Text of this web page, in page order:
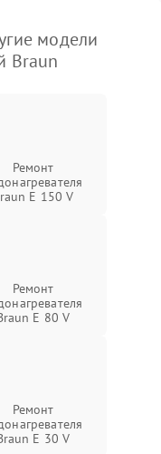
модели
Braun
Ремонт
E 150 V
Ремонт
E 80 V
Ремонт
E 30 V